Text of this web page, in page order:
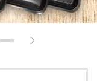
5